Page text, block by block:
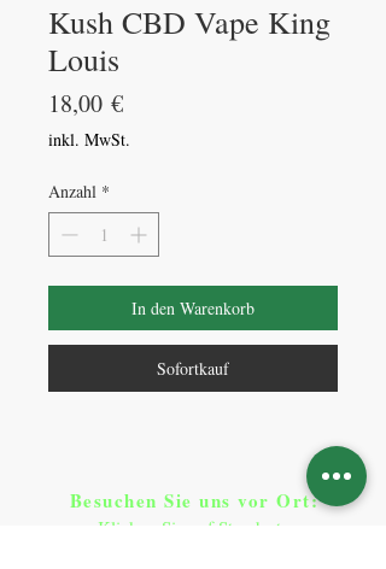
Kush CBD Vape King
Louis
18,00 €Preis
inkl. MwSt.
Anzahl *
In den Warenkorb
Sofortkauf
Besuchen Sie uns vor Ort​:
Klicken Sie auf Standorte